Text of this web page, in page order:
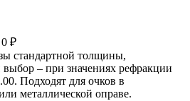
0 ₽
стандартной толщины,
– при значениях рефракции
Подходят для очков в
металлической оправе.